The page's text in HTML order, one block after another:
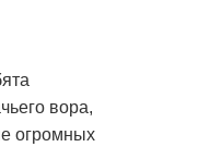
вора,
огромных